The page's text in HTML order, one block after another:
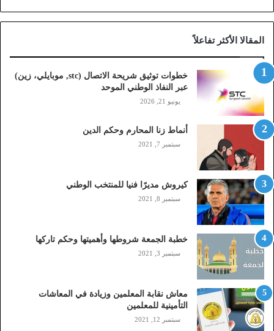
ل
ا
ت
ص
ل
(
s
,
م
و
ب
ا
ي
ل
ي
ز
ي
ن
)
المقالا الأكثر تفاعلاً
خطوات توثيق شريحة الاتصال (stc, موبايلي، زين)
عبر النفاذ الوطني الموحد
يونيو 21, 2026
أنماط زنا المحارم وحكم الدين
سبتمبر 7, 2021
كيروش مديرًا فنيا للمنتخب الوطني
سبتمبر 8, 2021
خطبة الجمعة شروطها وأهميتها وحكم تاركها
سبتمبر 3, 2021
معاش نقابة المعلمين وزيادة في المعاشات
التأمينية للمعلمين
سبتمبر 12, 2021